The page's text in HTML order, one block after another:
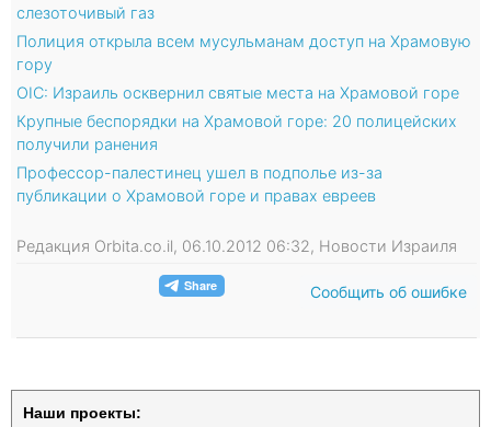
слезоточивый газ
Полиция открыла всем мусульманам доступ на Храмовую
гору
OIC: Израиль осквернил святые места на Храмовой горе
Крупные беспорядки на Храмовой горе: 20 полицейских
получили ранения
Профессор-палестинец ушел в подполье из-за
публикации о Храмовой горе и правах евреев
Редакция Orbita.co.il, 06.10.2012 06:32, Новости Израиля
Сообщить об ошибке
Наши проекты: